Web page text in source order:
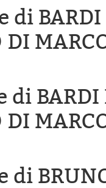
di BARDI
DI
di BARDI
DI
di